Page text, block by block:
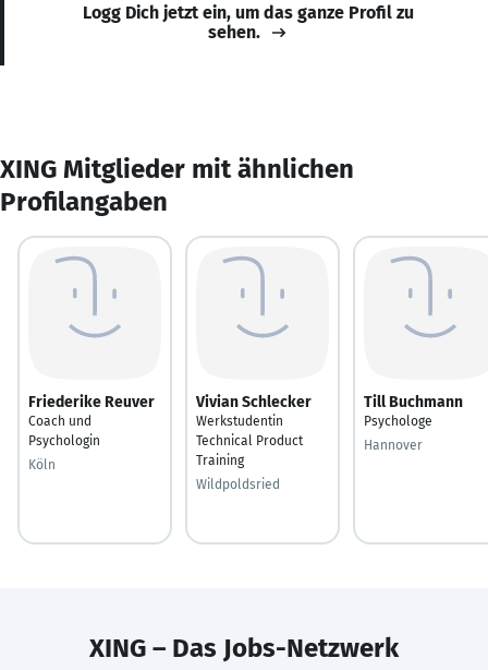
Logg Dich jetzt ein, um das ganze Profil zu
sehen.
XING Mitglieder mit ähnlichen
Profilangaben
Friederike Reuver
Coach und
Psychologin
Köln
Vivian Schlecker
Werkstudentin
Technical Product
Training
Wildpoldsried
Till Buchmann
Psychologe
Hannover
XING – Das Jobs-Netzwerk